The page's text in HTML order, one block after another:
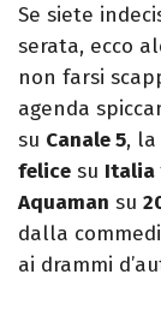
Se siete
serata, ecco
non farsi
agenda
su Canale 5,
felice su Italia
Aquaman su
dalla
ai drammi